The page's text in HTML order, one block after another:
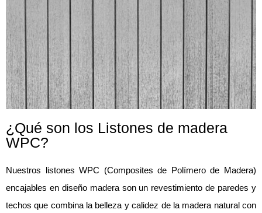
¿Qué son los Listones de madera
WPC?
Nuestros listones WPC (Composites de Polímero de Madera)
encajables en diseño madera son un revestimiento de paredes y
techos que combina la belleza y calidez de la madera natural con